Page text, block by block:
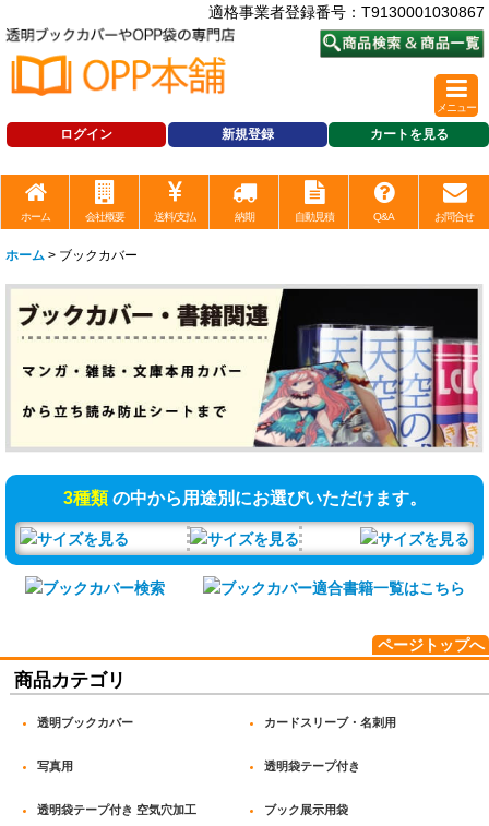
適格事業者登録番号：T9130001030867
ログイン 新規登録 カートを見る
メニュー
ホーム 会社概要 送料/支払 納期 自動見積 Q&A お問合せ
ホーム > ブックカバー
3種類の中から用途別にお選びいただけます。
ページトップへ
商品カテゴリ
透明ブックカバー カードスリーブ・名刺用
写真用 透明袋テープ付き
透明袋テープ付き 空気穴加工 ブック展示用袋